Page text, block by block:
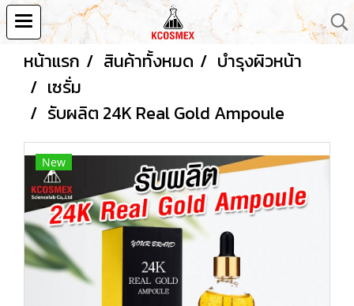
หน้าแรก สินค้าทั้งหมด
บำรุงผิวหน้า
เซรั่ม
รับผลิต 24K Real Gold Ampoule
New